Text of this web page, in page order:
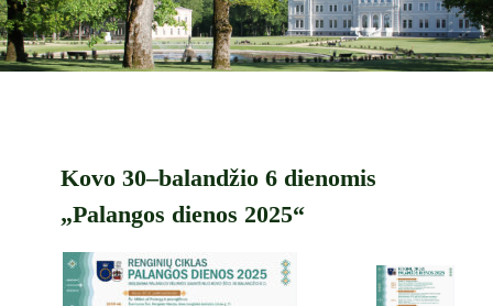
Kovo 30–balandžio 6 dienomis
„Palangos dienos 2025“